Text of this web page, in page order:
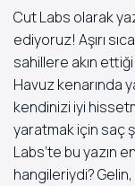
Cut Labs olarak
ediyoruz! Aşırı
sahillere akın
Havuz kenarında
kendinizi iyi
yaratmak için saç
Labs’te bu yazın
hangileriydi? Gelin,